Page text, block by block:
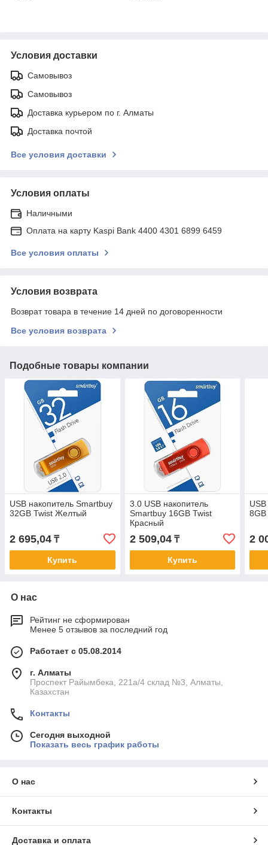
Условия доставки
Самовывоз
Самовывоз
Доставка курьером по г. Алматы
Доставка почтой
Все условия доставки
Условия оплаты
Наличными
Оплата на карту Kaspi Bank 4400 4301 6899 6459
Все условия оплаты
Условия возврата
Возврат товара в течение 14 дней по договоренности
Все условия возврата
Подобные товары компании
USB накопитель Smartbuy
32GB Twist Желтый
2 695,04 ₸
Купить
3.0 USB накопитель
Smartbuy 16GB Twist
Красный
2 509,04₸
Купить
2
О нас
Рейтинг не сформирован
Менее 5 отзывов за последний год
Работает с 05.08.2014
г. Алматы
Проспект Райымбека, 221а/4 склад №3, Алматы,
Казахстан
Контакты
Сегодня выходной
Показать весь график работы
О нас
Контакты
Доставка и оплата